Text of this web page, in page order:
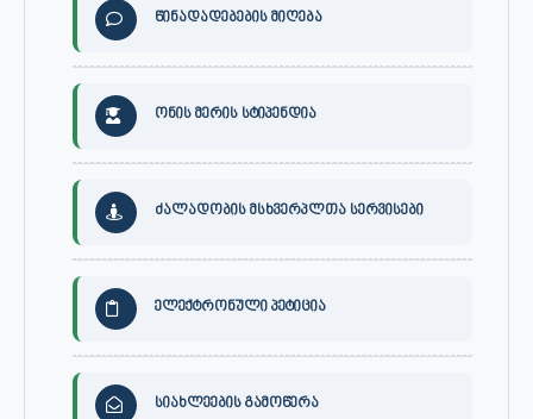
წინადადებების მიღება
ონის მერის სტიპენდია
ძალადობის მსხვერპლთა სერვისები
ელექტრონული პეტიცია
სიახლეების გამოწერა